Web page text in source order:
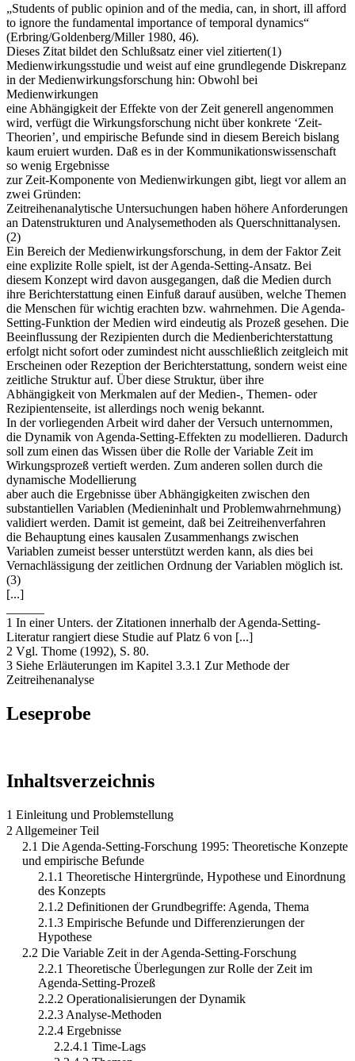
„Students of public opinion and of the media, can, in short, ill afford
to ignore the fundamental importance of temporal dynamics“
(Erbring/Goldenberg/Miller 1980, 46).
Dieses Zitat bildet den Schlußsatz einer viel zitierten(1)
Medienwirkungsstudie und weist auf eine grundlegende Diskrepanz
in der Medienwirkungsforschung hin: Obwohl bei
Medienwirkungen
eine Abhängigkeit der Effekte von der Zeit generell angenommen
wird, verfügt die Wirkungsforschung nicht über konkrete ‘Zeit-
Theorien’, und empirische Befunde sind in diesem Bereich bislang
kaum eruiert wurden. Daß es in der Kommunikationswissenschaft
so wenig Ergebnisse
zur Zeit-Komponente von Medienwirkungen gibt, liegt vor allem an
zwei Gründen:
Zeitreihenanalytische Untersuchungen haben höhere Anforderungen
an Datenstrukturen und Analysemethoden als Querschnittanalysen.
(2)
Ein Bereich der Medienwirkungsforschung, in dem der Faktor Zeit
eine explizite Rolle spielt, ist der Agenda-Setting-Ansatz. Bei
diesem Konzept wird davon ausgegangen, daß die Medien durch
ihre Berichterstattung einen Einfuß darauf ausüben, welche Themen
die Menschen für wichtig erachten bzw. wahrnehmen. Die Agenda-
Setting-Funktion der Medien wird eindeutig als Prozeß gesehen. Die
Beeinflussung der Rezipienten durch die Medienberichterstattung
erfolgt nicht sofort oder zumindest nicht ausschließlich zeitgleich mit
Erscheinen oder Rezeption der Berichterstattung, sondern weist eine
zeitliche Struktur auf. Über diese Struktur, über ihre
Abhängigkeit von Merkmalen auf der Medien-, Themen- oder
Rezipientenseite, ist allerdings noch wenig bekannt.
In der vorliegenden Arbeit wird daher der Versuch unternommen,
die Dynamik von Agenda-Setting-Effekten zu modellieren. Dadurch
soll zum einen das Wissen über die Rolle der Variable Zeit im
Wirkungsprozeß vertieft werden. Zum anderen sollen durch die
dynamische Modellierung
aber auch die Ergebnisse über Abhängigkeiten zwischen den
substantiellen Variablen (Medieninhalt und Problemwahrnehmung)
validiert werden. Damit ist gemeint, daß bei Zeitreihenverfahren
die Behauptung eines kausalen Zusammenhangs zwischen
Variablen zumeist besser unterstützt werden kann, als dies bei
Vernachlässigung der zeitlichen Ordnung der Variablen möglich ist.
(3)
[...]
1 In einer Unters. der Zitationen innerhalb der Agenda-Setting-
Literatur rangiert diese Studie auf Platz 6 von [...]
2 Vgl. Thome (1992), S. 80.
3 Siehe Erläuterungen im Kapitel 3.3.1 Zur Methode der
Zeitreihenanalyse
Leseprobe
Inhaltsverzeichnis
1 Einleitung und Problemstellung
2 Allgemeiner Teil
2.1 Die Agenda-Setting-Forschung 1995: Theoretische Konzepte
und empirische Befunde
2.1.1 Theoretische Hintergründe, Hypothese und Einordnung
des Konzepts
2.1.2 Definitionen der Grundbegriffe: Agenda, Thema
2.1.3 Empirische Befunde und Differenzierungen der
Hypothese
2.2 Die Variable Zeit in der Agenda-Setting-Forschung
2.2.1 Theoretische Überlegungen zur Rolle der Zeit im
Agenda-Setting-Prozeß
2.2.2 Operationalisierungen der Dynamik
2.2.3 Analyse-Methoden
2.2.4 Ergebnisse
2.2.4.1 Time-Lags